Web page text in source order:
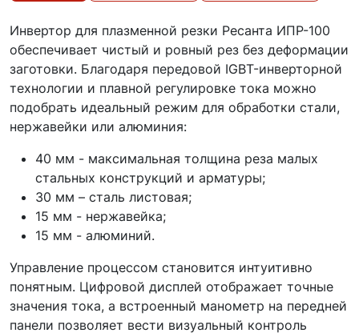
Инвертор для плазменной резки Ресанта ИПР-100
обеспечивает чистый и ровный рез без деформации
заготовки. Благодаря передовой IGBT-инверторной
технологии и плавной регулировке тока можно
подобрать идеальный режим для обработки стали,
нержавейки или алюминия:
40 мм - максимальная толщина реза малых
стальных конструкций и арматуры;
30 мм – сталь листовая;
15 мм - нержавейка;
15 мм - алюминий.
Управление процессом становится интуитивно
понятным. Цифровой дисплей отображает точные
значения тока, а встроенный манометр на передней
панели позволяет вести визуальный контроль